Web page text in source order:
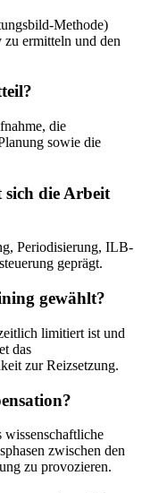
Methode)
ermitteln und den
die
sowie die
sich die Arbeit
Periodisierung, ILB-
geprägt.
gewählt?
limitiert ist und
das
zur Reizsetzung.
wissenschaftliche
zwischen den
zu provozieren.